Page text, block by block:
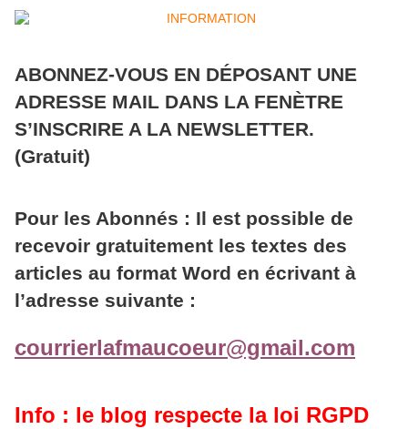
ABONNEZ-VOUS EN DÉPOSANT UNE
ADRESSE MAIL DANS LA FENÈTRE
S’INSCRIRE A LA NEWSLETTER.
(Gratuit)
Pour les Abonnés : Il est possible de
recevoir gratuitement les textes des
articles au format Word en écrivant à
l’adresse suivante :
courrierlafmaucoeur@gmail.com
Info : le blog respecte la loi RGPD